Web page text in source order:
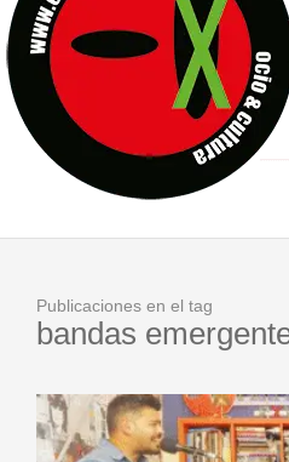
MILITARES
D’BALDOMEROS
MARSHALL FLASH
JOFRE BARDAGÍ EN
Publicaciones en el tag
bandas